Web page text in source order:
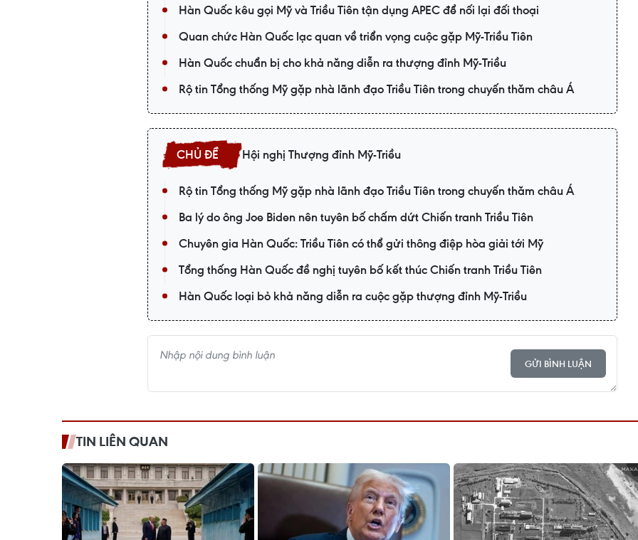
Hàn Quốc kêu gọi Mỹ và Triều Tiên tận dụng APEC để nối lại đối thoại
Quan chức Hàn Quốc lạc quan về triển vọng cuộc gặp Mỹ-Triều Tiên
Hàn Quốc chuẩn bị cho khả năng diễn ra thượng đỉnh Mỹ-Triều
Rộ tin Tổng thống Mỹ gặp nhà lãnh đạo Triều Tiên trong chuyến thăm châu Á
Hội nghị Thượng đỉnh Mỹ-Triều
Rộ tin Tổng thống Mỹ gặp nhà lãnh đạo Triều Tiên trong chuyến thăm châu Á
Ba lý do ông Joe Biden nên tuyên bố chấm dứt Chiến tranh Triều Tiên
Chuyên gia Hàn Quốc: Triều Tiên có thể gửi thông điệp hòa giải tới Mỹ
Tổng thống Hàn Quốc đề nghị tuyên bố kết thúc Chiến tranh Triều Tiên
Hàn Quốc loại bỏ khả năng diễn ra cuộc gặp thượng đỉnh Mỹ-Triều
GỬI BÌNH LUẬN
TIN LIÊN QUAN